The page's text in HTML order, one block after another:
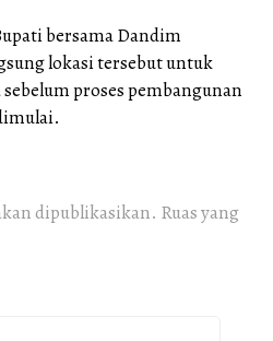
bersama Dandim
lokasi tersebut untuk
proses pembangunan
dipublikasikan. Ruas yang